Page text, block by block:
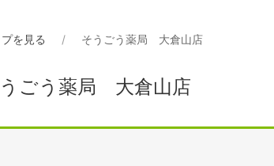
を見る そうごう薬局 大倉山店
ごう薬局 大倉山店